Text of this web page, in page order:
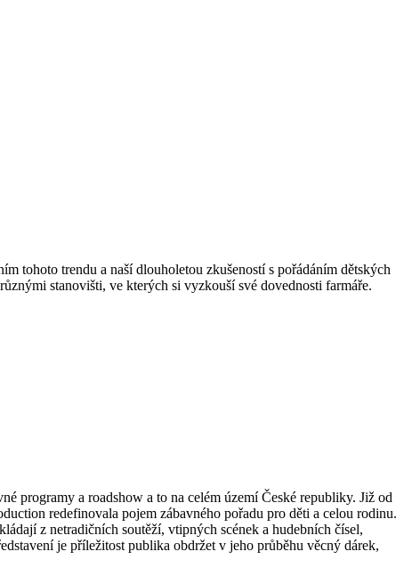
tohoto trendu a naší dlouholetou zkušeností s pořádáním dětských
stanovišti, ve kterých si vyzkouší své dovednosti farmáře.
programy a roadshow a to na celém území České republiky. Již od
redefinovala pojem zábavného pořadu pro děti a celou rodinu.
z netradičních soutěží, vtipných scének a hudebních čísel,
je příležitost publika obdržet v jeho průběhu věcný dárek,